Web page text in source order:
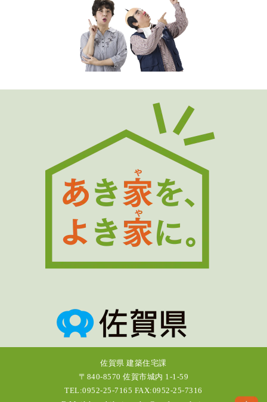
佐賀県 建築住宅課
〒840-8570 佐賀市城内 1-1-59
TEL:0952-25-7165 FAX:0952-25-7316